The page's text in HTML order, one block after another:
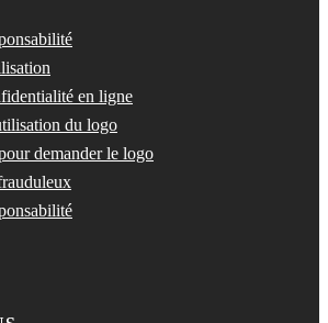
en ligne
du logo
demander le logo